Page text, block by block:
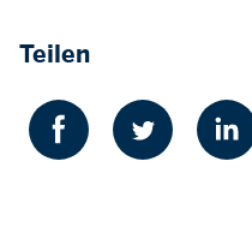
Teilen